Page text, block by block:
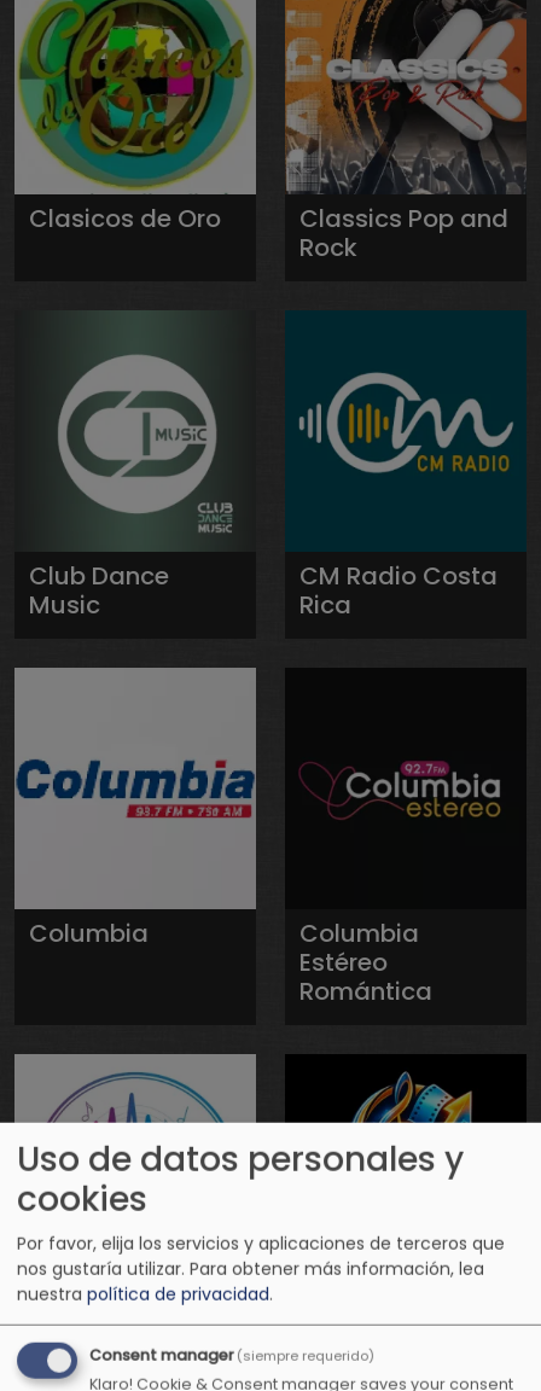
Clasicos de Oro
Classics Pop and
Rock
Club Dance
Music
CM Radio Costa
Rica
Columbia
Columbia
Estéreo
Romántica
Conexión
Positiva Radio
Conexión
Positiva
Televisión
Uso de datos personales y
cookies
Por favor, elija los servicios y aplicaciones de terceros que
nos gustaría utilizar. Para obtener más información, lea
nuestra política de privacidad.
Consent manager(siempre requerido)
Klaro! Cookie & Consent manager saves your consent